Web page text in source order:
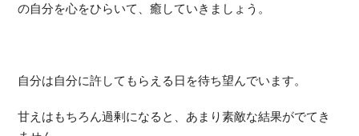
の自分を心をひらいて、癒していきましょう。
自分は自分に許してもらえる日を待ち望んでいます。
甘えはもちろん過剰になると、あまり素敵な結果がでてき